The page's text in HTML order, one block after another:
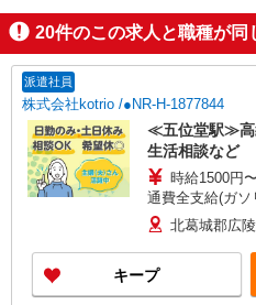
20件のこの求人と職種が同
派遣社員
株式会社kotrio /●NR-H-1877844
≪五位堂駅≫高
生活相談など
時給1500円
通費全支給(ガソ
北葛城郡広
キープ